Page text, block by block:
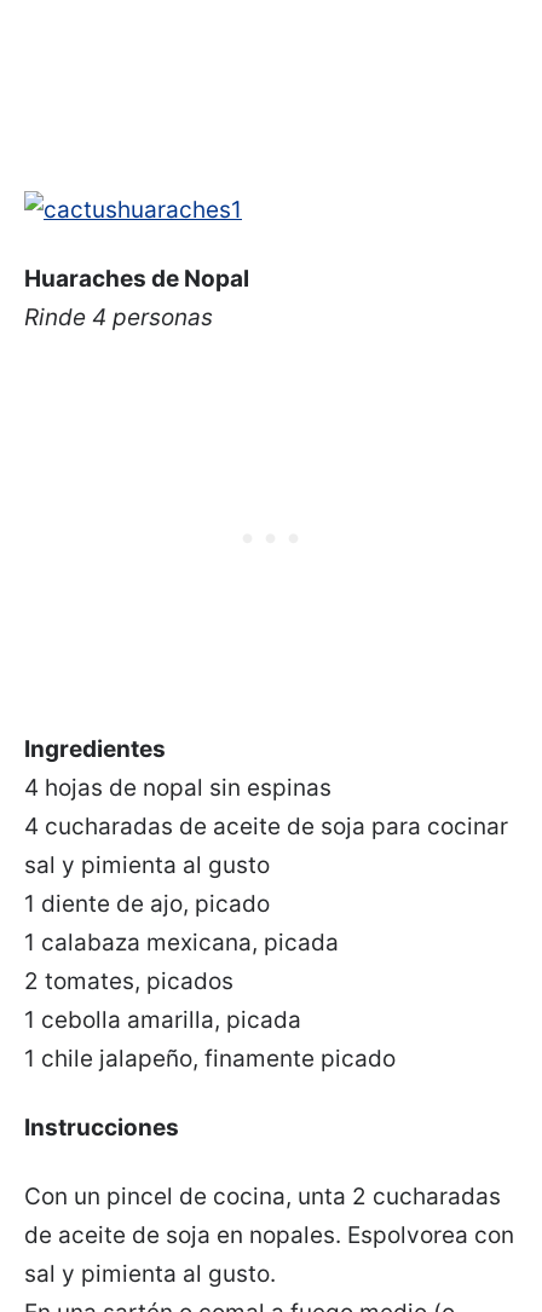
Huaraches de Nopal
Rinde 4 personas
Ingredientes
4 hojas de nopal sin espinas
4 cucharadas de aceite de soja para cocinar
sal y pimienta al gusto
1 diente de ajo, picado
1 calabaza mexicana, picada
2 tomates, picados
1 cebolla amarilla, picada
1 chile jalapeño, finamente picado
Instrucciones
Con un pincel de cocina, unta 2 cucharadas
de aceite de soja en nopales. Espolvorea con
sal y pimienta al gusto.